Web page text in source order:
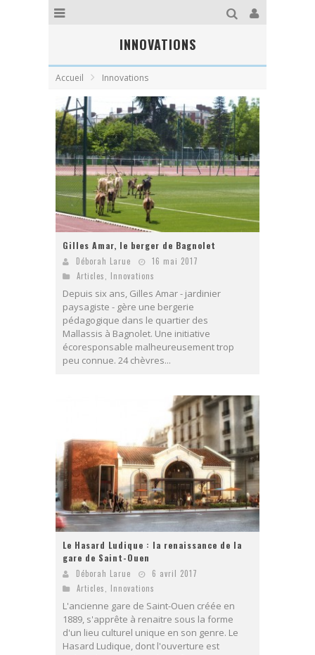
INNOVATIONS
Accueil Innovations
Gilles Amar, le berger de Bagnolet
Déborah Larue
16 mai 2017
Articles, Innovations
Depuis six ans, Gilles Amar - jardinier
paysagiste - gère une bergerie
pédagogique dans le quartier des
Mallassis à Bagnolet. Une initiative
écoresponsable malheureusement trop
peu connue. 24 chèvres...
Le Hasard Ludique : la renaissance de la
gare de Saint-Ouen
Déborah Larue
6 avril 2017
Articles
Innovations
L'ancienne gare de Saint-Ouen créée en
1889, s'apprête à renaitre sous la forme
d'un lieu culturel unique en son genre. Le
Hasard Ludique, dont l'ouverture est